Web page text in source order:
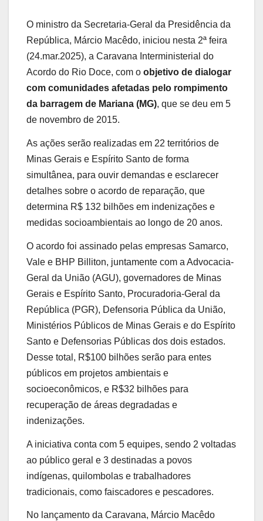
O ministro da Secretaria-Geral da Presidência da
República, Márcio Macêdo, iniciou nesta 2ª feira
(24.mar.2025), a Caravana Interministerial do
Acordo do Rio Doce, com o objetivo de dialogar
com comunidades afetadas pelo rompimento
da barragem de Mariana (MG), que se deu em 5
de novembro de 2015.
As ações serão realizadas em 22 territórios de
Minas Gerais e Espírito Santo de forma
simultânea, para ouvir demandas e esclarecer
detalhes sobre o acordo de reparação, que
determina R$ 132 bilhões em indenizações e
medidas socioambientais ao longo de 20 anos.
O acordo foi assinado pelas empresas Samarco,
Vale e BHP Billiton, juntamente com a Advocacia-
Geral da União (AGU), governadores de Minas
Gerais e Espírito Santo, Procuradoria-Geral da
República (PGR), Defensoria Pública da União,
Ministérios Públicos de Minas Gerais e do Espírito
Santo e Defensorias Públicas dos dois estados.
Desse total, R$100 bilhões serão para entes
públicos em projetos ambientais e
socioeconômicos, e R$32 bilhões para
recuperação de áreas degradadas e
indenizações.
A iniciativa conta com 5 equipes, sendo 2 voltadas
ao público geral e 3 destinadas a povos
indígenas, quilombolas e trabalhadores
tradicionais, como faiscadores e pescadores.
No lançamento da Caravana, Márcio Macêdo